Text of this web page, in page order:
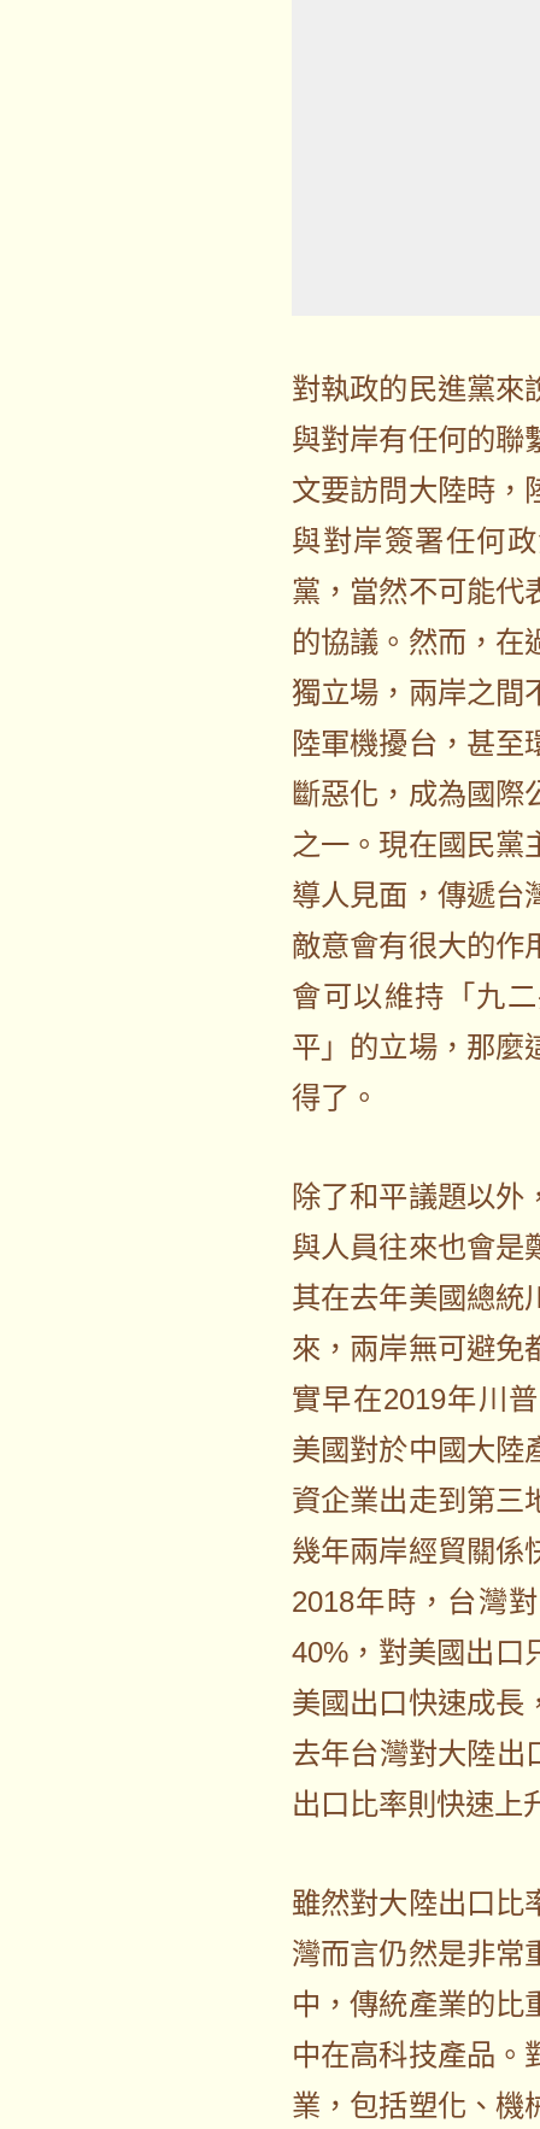
對執政的民進黨來
與對岸有任何的聯
文要訪問大陸時，
與對岸簽署任何
黨，當然不可能代
的協議。然而，在
獨立場，兩岸之間
陸軍機擾台，甚至
斷惡化，成為國際
之一。現在國民黨
導人見面，傳遞台
敵意會有很大的作
會可以維持「九
平」的立場，那麼
得了。
除了和平議題以外
與人員往來也會是
其在去年美國總統
來，兩岸無可避免
實早在2019年川
美國對於中國大陸
資企業出走到第三
幾年兩岸經貿關係
2018年時，台灣
40%，對美國出口
美國出口快速成長
去年台灣對大陸出
出口比率則快速上
雖然對大陸出口比
灣而言仍然是非常
中，傳統產業的比
中在高科技產品。
業，包括塑化、機